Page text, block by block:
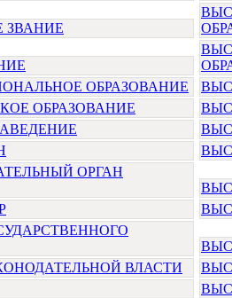
ЗВАНИЕ
ОБРАЗОВАНИЕ
ОБРАЗОВАНИЕ
ОРГАН
ВЛАСТИ